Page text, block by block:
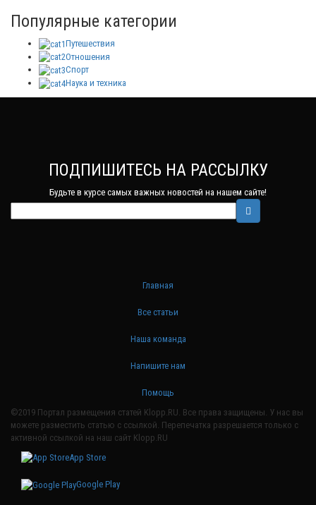
Популярные категории
Путешествия
Отношения
Спорт
Наука и техника
ПОДПИШИТЕСЬ НА РАССЫЛКУ
Будьте в курсе самых важных новостей на нашем сайте!
Главная
Все статьи
Наша команда
Напишите нам
Помощь
©2019 Портал размещения статей Klopp.RU. Все права защищены. У нас вы
можете разместить статью с ссылкой. Перепечатка разрешается только с
активной ссылкой на наш сайт Klopp.RU
App Store
Google Play